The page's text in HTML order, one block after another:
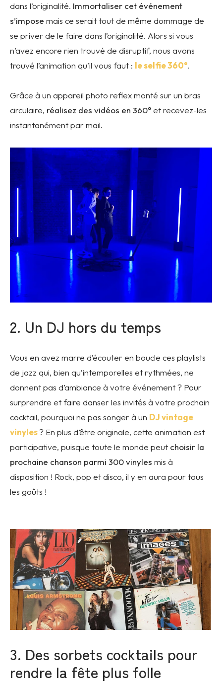
dans l’originalité. Immortaliser cet événement
s’impose mais ce serait tout de même dommage de
se priver de le faire dans l’originalité. Alors si vous
n’avez encore rien trouvé de disruptif, nous avons
trouvé l’animation qu’il vous faut : le selfie 360°.
Grâce à un appareil photo reflex monté sur un bras
circulaire, réalisez des vidéos en 360°et recevez-les
instantanément par mail.
2. Un DJ hors du temps
Vous en avez marre d’écouter en boucle ces playlists
de jazz qui, bien qu’intemporelles et rythmées, ne
donnent pas d’ambiance à votre événement ? Pour
surprendre et faire danser les invités à votre prochain
cocktail, pourquoi ne pas songer à un DJ vintage
vinyles? En plus d’être originale, cette animation est
participative, puisque toute le monde peut choisir la
prochaine chanson parmi 300 vinyles mis à
disposition ! Rock, pop et disco, il y en aura pour tous
les goûts !
3. Des sorbets cocktails pour
rendre la fête plus folle